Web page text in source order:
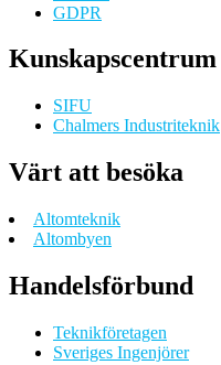
GDPR
Kunskapscentrum
SIFU
Chalmers Industriteknik
Värt att besöka
Altomteknik
Altombyen
Handelsförbund
Teknikföretagen
Sveriges Ingenjörer